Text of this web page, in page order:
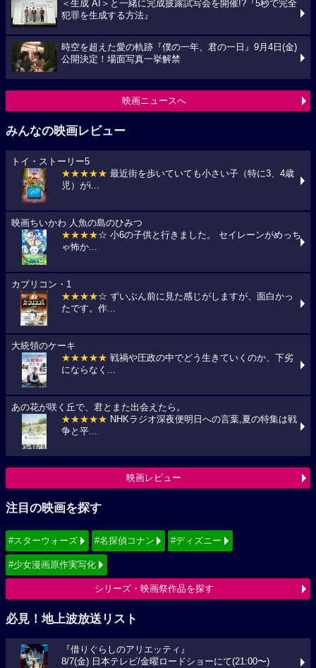
＜生成 AI＞と一緒に完成披露試写会を開催!?『5秒で完全
犯罪を生成する方法』
時空を超えた愛の軌跡『僕の一年、君の一日』9月4日(金)
公開決定！場面写真一挙解禁
映画ニュースへ
みんなの映画レビュー
トイ・ストーリー5
★★★★★ 最近街を歩いていても小さい子（特に3、4歳
児）がi...
映画ちいかわ 人魚の島のひみつ
★★★★☆ 小6の子供と行きました。 セイレーンがめっち
ゃ怖か...
カプリコン・1
★★★★☆ ずいぶん前に見た感じがしますが、面白かっ
たです。作...
大統領のケーキ
★★★★★ 戦禍や圧政の中でどう生きていくのか、下劣
にならなく...
あの花が咲く丘で、君とまた出会えたら。
★★★★★ NHKラジオ深夜便明日への言葉,夏の特集は戦
争と平...
映画レビュー
注目の映画を探す
#スターウォーズ #名探偵コナン #ディズニー
#少女漫画原作実写化
シリーズ・映画祭作品を探す
必見！地上波放送リスト
『借りぐらしのアリエッティ』
8/7(金) 日本テレビ/金曜ロードショーにて(21:00〜)